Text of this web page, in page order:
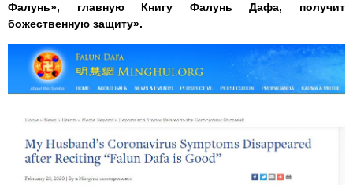
Фалунь», главную Книгу Фалунь Дафа, получит
божественную защиту».